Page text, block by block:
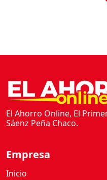
El Ahorro Online, El
Sáenz Peña Chaco.
Empresa
Inicio